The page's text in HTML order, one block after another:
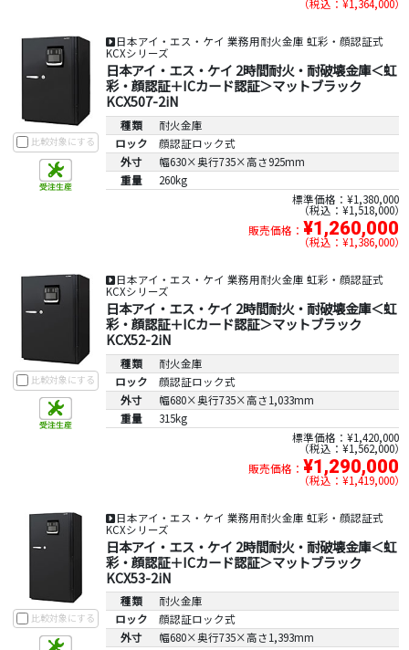
税込：¥1,364,000
比較対象にする
日本アイ・エス・ケイ 業務用耐火金庫 虹彩・顔認証式
KCXシリーズ
日本アイ・エス・ケイ 2時間耐火・耐破壊金庫＜虹
彩・顔認証＋ICカード認証＞マットブラック
KCX507-2iN
種類
耐火金庫
ロック
顔認証ロック式
外寸
幅630×奥行735×高さ925mm
重量
260kg
標準価格：¥1,380,000
税込：¥1,518,000
販売価格： ¥1,260,000
税込：¥1,386,000
比較対象にする
日本アイ・エス・ケイ 業務用耐火金庫 虹彩・顔認証式
KCXシリーズ
日本アイ・エス・ケイ 2時間耐火・耐破壊金庫＜虹
彩・顔認証＋ICカード認証＞マットブラック
KCX52-2iN
種類
耐火金庫
ロック
顔認証ロック式
外寸
幅680×奥行735×高さ1,033mm
重量
315kg
標準価格：¥1,420,000
税込：¥1,562,000
販売価格： ¥1,290,000
税込：¥1,419,000
比較対象にする
日本アイ・エス・ケイ 業務用耐火金庫 虹彩・顔認証式
KCXシリーズ
日本アイ・エス・ケイ 2時間耐火・耐破壊金庫＜虹
彩・顔認証＋ICカード認証＞マットブラック
KCX53-2iN
種類
耐火金庫
ロック
顔認証ロック式
外寸
幅680×奥行735×高さ1,393mm